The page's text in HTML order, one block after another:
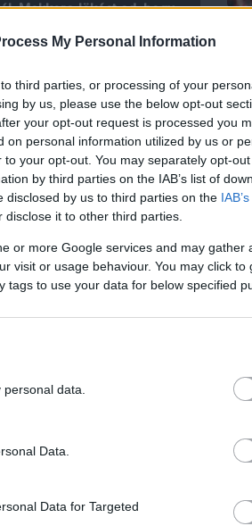
My Personal Information
third parties, or processing of your
by us, please use the below opt-out
your opt-out request is processed you
on personal information utilized by us or
your opt-out. You may separately opt-
by third parties on the IAB’s list of
disclosed by us to third parties on the
disclose it to other third parties.
or more Google services and may gather
visit or usage behaviour. You may click to
tags to use your data for below specified
data.
Data.
Data for Targeted
Mekkora lökést ad, hogy
a szurkolókért is. Amikor
akik pénzt fizetnek
jól játszol és, hogy mindent
az én nevemet éneklik.
mindig bátorítóak,
ez mennyire jól esik.